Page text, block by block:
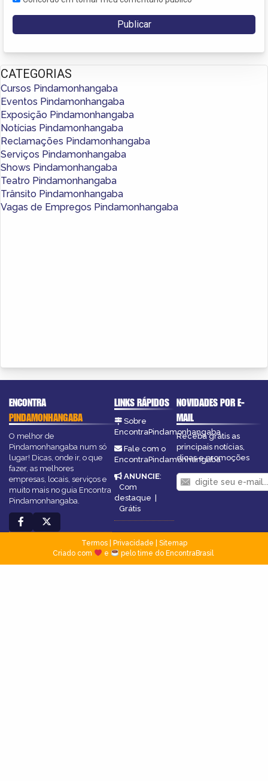
CATEGORIAS
Cursos Pindamonhangaba
Eventos Pindamonhangaba
Exposição Pindamonhangaba
Notícias Pindamonhangaba
Reclamações Pindamonhangaba
Serviços Pindamonhangaba
Shows Pindamonhangaba
Teatro Pindamonhangaba
Trânsito Pindamonhangaba
Vagas de Empregos Pindamonhangaba
ENCONTRA
PINDAMONHANGABA
O melhor de
Pindamonhangaba num só
lugar! Dicas, onde ir, o que
fazer, as melhores
empresas, locais, serviços e
muito mais no guia Encontra
Pindamonhangaba.
LINKS RÁPIDOS
Sobre
EncontraPindamonhangaba
Fale com o
EncontraPindamonhangaba
ANUNCIE:
Com
destaque
Grátis
NOVIDADES POR E-
MAIL
Receba grátis as
principais notícias,
dicas e promoções
Termos| Privacidade
Sitemap
Criado com
e pelo time do EncontraBrasil